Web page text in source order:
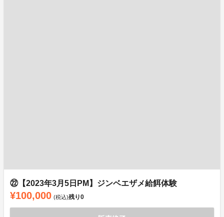
㉒【2023年3月5日PM】ジンベエザメ給餌体験
¥100,000 (税込)残り0